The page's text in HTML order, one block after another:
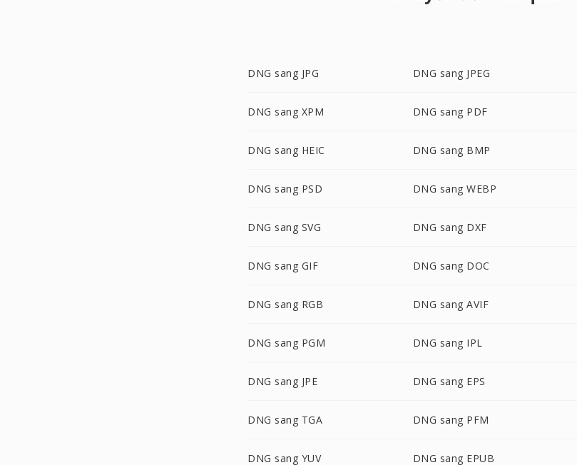
DNG sang JPG DNG sang JPEG
DNG sang XPM DNG sang PDF
DNG sang HEIC DNG sang BMP
DNG sang PSD DNG sang WEBP
DNG sang SVG DNG sang DXF
DNG sang GIF DNG sang DOC
DNG sang RGB DNG sang AVIF
DNG sang PGM DNG sang IPL
DNG sang JPE DNG sang EPS
DNG sang TGA DNG sang PFM
DNG sang YUV DNG sang EPUB